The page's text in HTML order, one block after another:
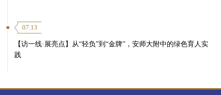
07.13
【访一线·展亮点】从“轻负”到“金牌”，安师大附中的绿色育人实
践